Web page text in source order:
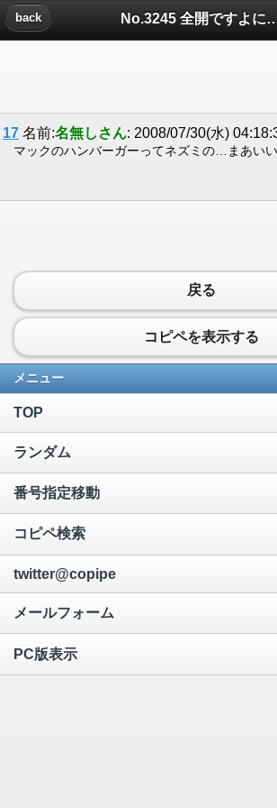
No.3245 全開ですよに
back
17 名前:名無しさん: 2008/07/30(水)
マックのハンバーガーってネズミの…まあいい
戻る
コピペを表示する
メニュー
TOP
ランダム
番号指定移動
コピペ検索
twitter@copipe
メールフォーム
PC版表示